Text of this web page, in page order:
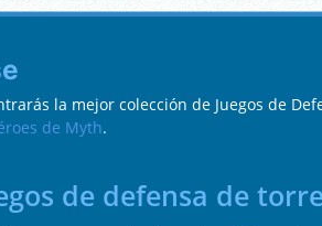
la mejor colección de Juegos de
de Myth.
de defensa de